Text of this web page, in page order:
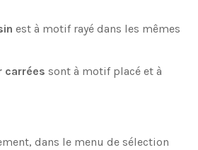
est à motif rayé dans les mêmes
carrées sont à motif placé et à
dans le menu de sélection